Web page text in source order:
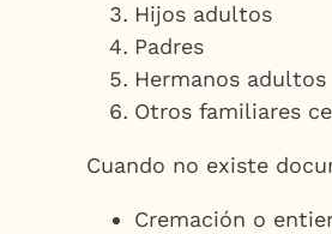
Hijos adultos
Padres
Hermanos adultos
Otros familiares
Cuando no existe
Cremación o